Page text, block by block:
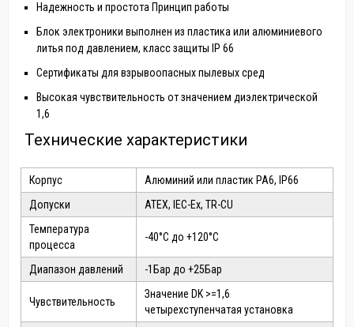
Надежность и простота Принцип работы
Блок электроники выполнен из пластика или алюминиевого
литья под давлением, класс защиты IP 66
Сертификаты для взрывоопасных пылевых сред
Высокая чувствительность от значением диэлектрической
1,6
Технические характеристики
Корпус
Алюминий или пластик PA6, IP66
Допуски
ATEX, IEC-Ex, TR-CU
Температура
процесса
-40°C до +120°C
Диапазон давлений -1Бар до +25Бар
Чувствительность
Значение DK >=1,6
четырехступенчатая установка